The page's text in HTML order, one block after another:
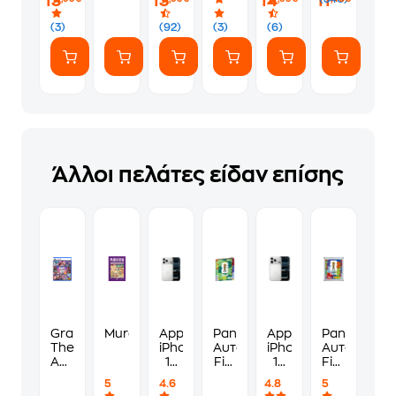
(3) (92)
(7
Αυτοκόλλητα)
(3)
ευγενικά
(6)
Άλλοι πελάτες είδαν επίσης
Grand
Theft
Auto
Standard
Murdoku
5
Apple
iPhone
17
Max
4.6
Panini
Αυτοκόλλητα
Fifa
Apple
iPhone
17
256GB
4.8
Panini
Fifa
Cup
5